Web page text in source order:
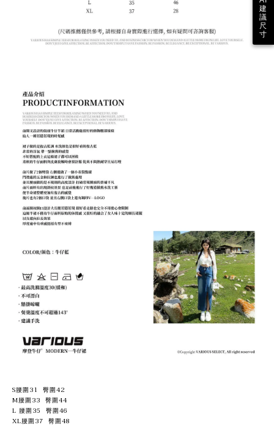
S腰圍31 臀圍42
M腰圍33 臀圍44
L 腰圍35 臀圍46
XL腰圍37 臀圍48
建
議
尺
寸